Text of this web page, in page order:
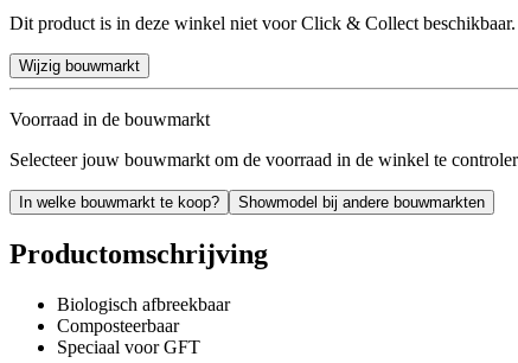
Dit product is in deze winkel niet voor Click & Collect beschikbaar.
Wijzig bouwmarkt
Voorraad in de bouwmarkt
Selecteer jouw bouwmarkt om de voorraad in de winkel te
In welke bouwmarkt te koop? Showmodel bij andere bouwmarkten
Productomschrijving
Biologisch afbreekbaar
Composteerbaar
Speciaal voor GFT